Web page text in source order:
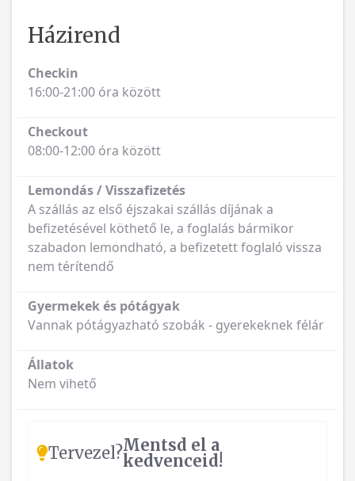
Házirend
Checkin
16:00-21:00 óra között
Checkout
08:00-12:00 óra között
Lemondás / Visszafizetés
A szállás az első éjszakai szállás díjának a
befizetésével köthető le, a foglalás bármikor
szabadon lemondható, a befizetett foglaló vissza
nem térítendő
Gyermekek és pótágyak
Vannak pótágyazható szobák - gyerekeknek félár
Állatok
Nem vihető
Tervezel?Mentsd el a
kedvenceid!